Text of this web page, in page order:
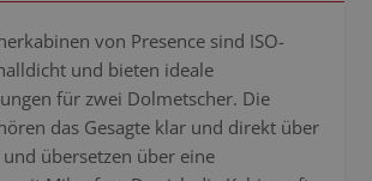
von Presence sind ISO-
und bieten ideale
für zwei Dolmetscher. Die
das Gesagte klar und direkt über
übersetzen über eine